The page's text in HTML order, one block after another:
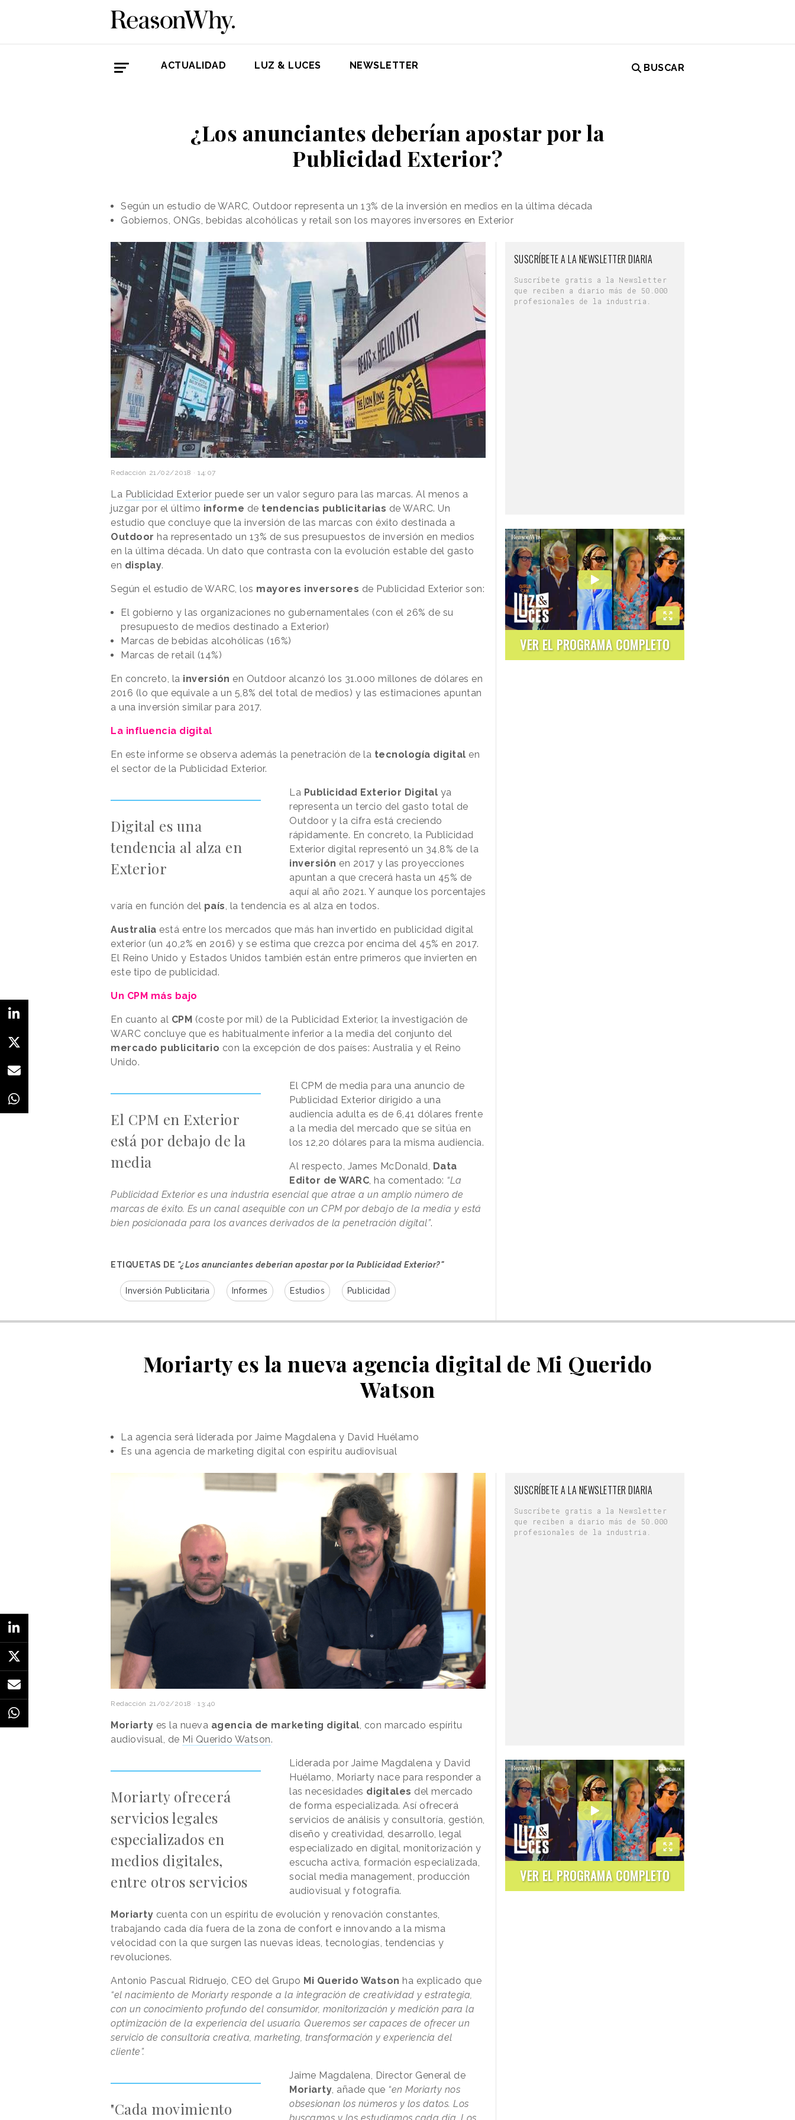
ACTUALIDAD LUZ & LUCES NEWSLETTER BUSCAR
¿Los anunciantes deberían apostar por la
Publicidad Exterior?
Según un estudio de WARC, Outdoor representa un 13% de la inversión en medios en la última década
Gobiernos, ONGs, bebidas alcohólicas y retail son los mayores inversores en Exterior
Redacción 21/02/2018 · 14:07
La Publicidad Exterior puede ser un valor seguro para las marcas. Al menos a
juzgar por el último informe de tendencias publicitarias de WARC. Un
estudio que concluye que la inversión de las marcas con éxito destinada a
Outdoor ha representado un 13% de sus presupuestos de inversión en medios
en la última década. Un dato que contrasta con la evolución estable del gasto
en display.
Según el estudio de WARC, los mayores inversores de Publicidad Exterior son:
El gobierno y las organizaciones no gubernamentales (con el 26% de su
presupuesto de medios destinado a Exterior)
Marcas de bebidas alcohólicas (16%)
Marcas de retail (14%)
En concreto, la inversión en Outdoor alcanzó los 31.000 millones de dólares en
2016 (lo que equivale a un 5,8% del total de medios) y las estimaciones apuntan
a una inversión similar para 2017.
La influencia digital
En este informe se observa además la penetración de la tecnología digital en
el sector de la Publicidad Exterior.
Digital es una
tendencia al alza en
Exterior
La Publicidad Exterior Digital ya
representa un tercio del gasto total de
Outdoor y la cifra está creciendo
rápidamente. En concreto, la Publicidad
Exterior digital representó un 34,8% de la
inversión en 2017 y las proyecciones
apuntan a que crecerá hasta un 45% de
aquí al año 2021. Y aunque los porcentajes
varía en función del país , la tendencia es al alza en todos.
Australia está entre los mercados que más han invertido en publicidad digital
exterior (un 40,2% en 2016) y se estima que crezca por encima del 45% en 2017.
El Reino Unido y Estados Unidos también están entre primeros que invierten en
este tipo de publicidad.
Un CPM más bajo
En cuanto al CPM (coste por mil) de la Publicidad Exterior, la investigación de
WARC concluye que es habitualmente inferior a la media del conjunto del
mercado publicitario con la excepción de dos países: Australia y el Reino
Unido.
El CPM en Exterior
está por debajo de la
media
El CPM de media para una anuncio de
Publicidad Exterior dirigido a una
audiencia adulta es de 6,41 dólares frente
a la media del mercado que se sitúa en
los 12,20 dólares para la misma audiencia.
Al respecto, James McDonald, Data
Editor de WARC , ha comentado: “La
Publicidad Exterior es una industria esencial que atrae a un amplio número de
marcas de éxito. Es un canal asequible con un CPM por debajo de la media y está
bien posicionada para los avances derivados de la penetración digital”.
ETIQUETAS DE "¿Los anunciantes deberían apostar por la Publicidad Exterior?"
Inversión Publicitaria Informes Estudios Publicidad
SUSCRÍBETE A LA NEWSLETTER DIARIA
Suscríbete gratis a la Newsletter
que reciben a diario más de 50.000
profesionales de la industria.
VER EL PROGRAMA COMPLETO
Moriarty es la nueva agencia digital de Mi Querido
Watson
La agencia será liderada por Jaime Magdalena y David Huélamo
Es una agencia de marketing digital con espíritu audiovisual
Redacción 21/02/2018 · 13:40
Moriarty es la nueva agencia de marketing digital , con marcado espíritu
audiovisual, de Mi Querido Watson.
Moriarty ofrecerá
servicios legales
especializados en
medios digitales,
entre otros servicios
Liderada por Jaime Magdalena y David
Huélamo, Moriarty nace para responder a
las necesidades digitales del mercado
de forma especializada. Así ofrecerá
servicios de análisis y consultoría, gestión,
diseño y creatividad, desarrollo, legal
especializado en digital, monitorización y
escucha activa, formación especializada,
social media management, producción
audiovisual y fotografía.
Moriarty cuenta con un espíritu de evolución y renovación constantes,
trabajando cada día fuera de la zona de confort e innovando a la misma
velocidad con la que surgen las nuevas ideas, tecnologías, tendencias y
revoluciones.
Antonio Pascual Ridruejo, CEO del Grupo Mi Querido Watson ha explicado que
“el nacimiento de Moriarty responde a la integración de creatividad y estrategia,
con un conocimiento profundo del consumidor, monitorización y medición para la
optimización de la experiencia del usuario. Queremos ser capaces de ofrecer un
servicio de consultoría creativa, marketing, transformación y experiencia del
cliente”.
"Cada movimiento
Jaime Magdalena, Director General de
Moriarty , añade que “en Moriarty nos
obsesionan los números y los datos.Los
SUSCRÍBETE A LA NEWSLETTER DIARIA
Suscríbete gratis a la Newsletter
que reciben a diario más de 50.000
profesionales de la industria.
VER EL PROGRAMA COMPLETO